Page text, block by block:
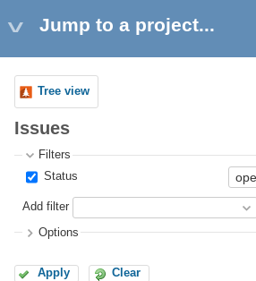
Jump to a project...
Tree view
Issues
Filters
Status
Add filter
Options
Apply Clear